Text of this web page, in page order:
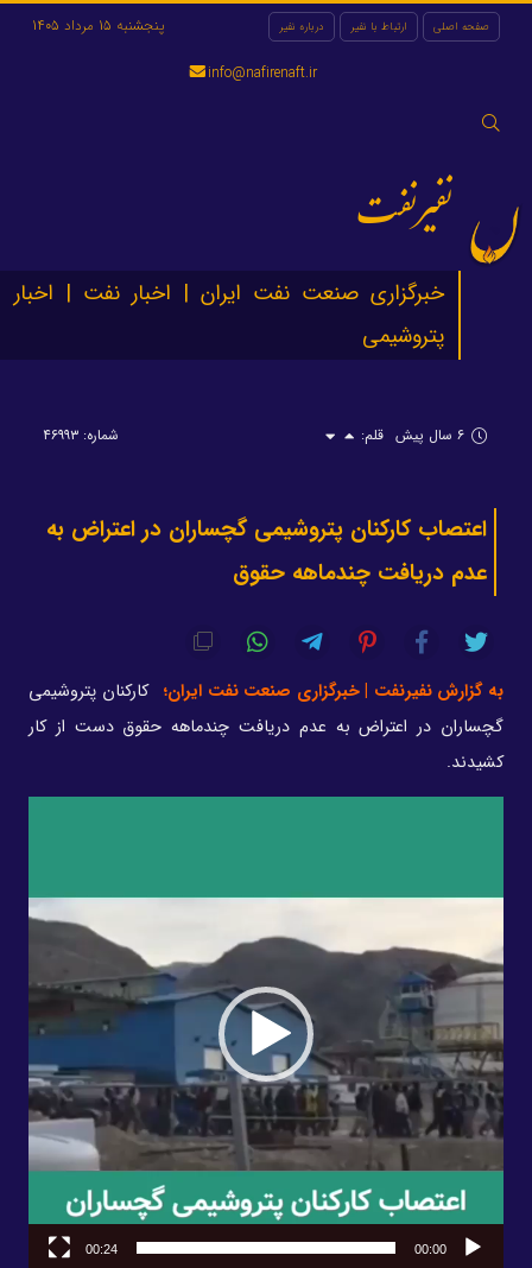
صفحه اصلی ارتباط با نفیر درباره نفیر
جستجو
پنجشنبه 15 مرداد 1405
info@nafirenaft.ir
نفیرنفت
خبرگزاری صنعت نفت ایران | اخبار نفت | اخبار
پتروشیمی
۶ سال پیش قلم: شماره: ۴۶۹۹۳
اعتصاب کارکنان پتروشیمی گچساران در اعتراض به
عدم دریافت چندماهه حقوق
به گزارش نفیرنفت | خبرگزاری صنعت نفت ایران؛ کارکنان پتروشیمی
گچساران در اعتراض به عدم دریافت چندماهه حقوق دست از کار
کشیدند.
00:00
00:24